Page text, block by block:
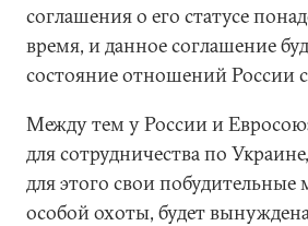
соглашения о его статусе
время, и данное соглашение
состояние отношений России
Между тем у России и
для сотрудничества по
для этого свои
особой охоты, будет